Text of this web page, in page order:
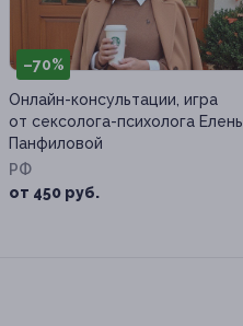
–70%
Онлайн-консультации, игра
от сексолога-психолога
Панфиловой
РФ
от 450 руб.